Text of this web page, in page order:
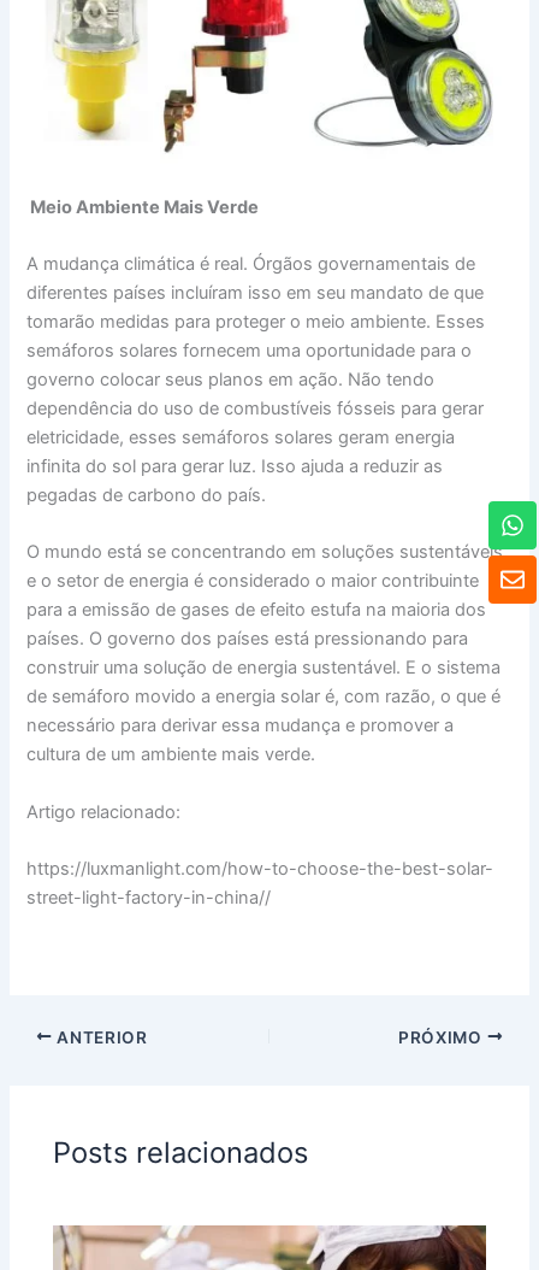
Meio Ambiente Mais Verde
A mudança climática é real. Órgãos governamentais de
diferentes países incluíram isso em seu mandato de que
tomarão medidas para proteger o meio ambiente. Esses
semáforos solares fornecem uma oportunidade para o
governo colocar seus planos em ação. Não tendo
dependência do uso de combustíveis fósseis para gerar
eletricidade, esses semáforos solares geram energia
infinita do sol para gerar luz. Isso ajuda a reduzir as
pegadas de carbono do país.
O mundo está se concentrando em soluções sustentáveis
e o setor de energia é considerado o maior contribuinte
para a emissão de gases de efeito estufa na maioria dos
países. O governo dos países está pressionando para
construir uma solução de energia sustentável. E o sistema
de semáforo movido a energia solar é, com razão, o que é
necessário para derivar essa mudança e promover a
cultura de um ambiente mais verde.
Artigo relacionado:
https://luxmanlight.com/how-to-choose-the-best-solar-
street-light-factory-in-china//
ANTERIOR PRÓXIMO
Posts relacionados
E
n
W
h
a
t
s